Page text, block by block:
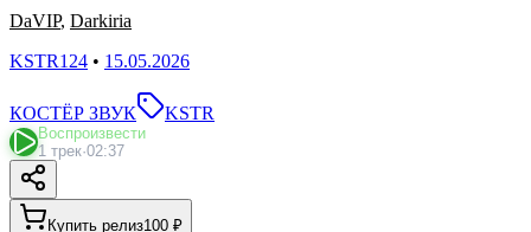
DaVIP, Darkiria
KSTR124 • 15.05.2026
КОСТЁР ЗВУК KSTR
Воспроизвести
1 трек·02:37
Купить релиз100 ₽